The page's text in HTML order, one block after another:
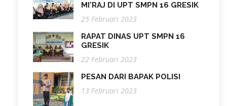
MI'RAJ DI UPT SMPN 16 GRESIK
25 Februari 2023
RAPAT DINAS UPT SMPN 16
GRESIK
22 Februari 2023
PESAN DARI BAPAK POLISI
13 Februari 2023